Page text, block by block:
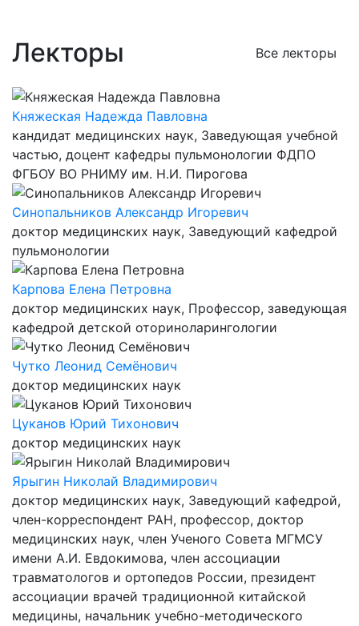
Лекторы Все лекторы
Княжеская Надежда Павловна
кандидат медицинских наук, Заведующая учебной
частью, доцент кафедры пульмонологии ФДПО
ФГБОУ ВО РНИМУ им. Н.И. Пирогова
Синопальников Александр Игоревич
доктор медицинских наук, Заведующий кафедрой
пульмонологии
Карпова Елена Петровна
доктор медицинских наук, Профессор, заведующая
кафедрой детской оториноларингологии
Чутко Леонид Семёнович
доктор медицинских наук
Цуканов Юрий Тихонович
доктор медицинских наук
Ярыгин Николай Владимирович
доктор медицинских наук, Заведующий кафедрой,
член-корреспондент РАН, профессор, доктор
медицинских наук, член Ученого Совета МГМСУ
имени А.И. Евдокимова, член ассоциации
травматологов и ортопедов России, президент
ассоциации врачей традиционной китайской
медицины, начальник учебно-методического